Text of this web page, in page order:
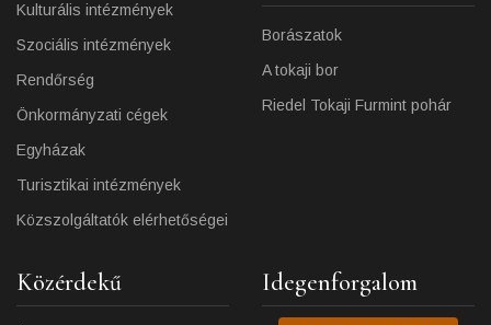
Kulturális intézmények
Szociális intézmények
Rendőrség
Önkormányzati cégek
Egyházak
Turisztikai intézmények
Közszolgáltatók elérhetőségei
Borászatok
A tokaji bor
Riedel Tokaji Furmint pohár
Közérdekű Idegenforgalom